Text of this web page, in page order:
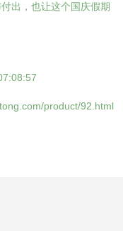
出，也让这个国庆假期
product/92.html